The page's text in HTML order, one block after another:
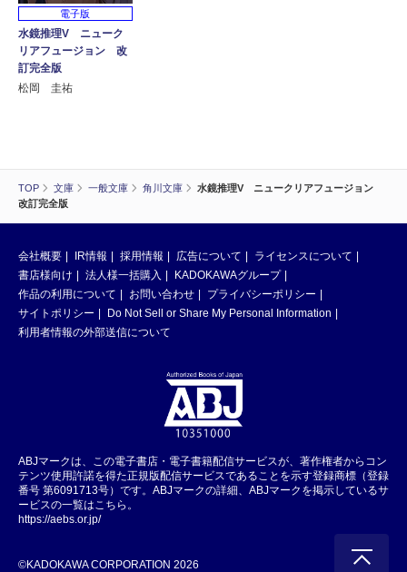
TOP 文庫 一般文庫 角川文庫
水鏡推理V ニュークリアフュージョン
改訂完全版
電子版
水鏡推理V ニューク
リアフュージョン 改
訂完全版
松岡 圭祐
会社概要 IR情報 採用情報 広告について
ライセンスについて
書店様向け
法人様一括購入
KADOKAWAグループ
作品の利用について
お問い合わせ
プライバシーポリシー
サイトポリシー
Do Not Sell or Share My Personal Information
利用者情報の外部送信について
ABJマークは、この電子書店・電子書籍配信サービスが、著作権者からコン
テンツ使用許諾を得た正規版配信サービスであることを示す登録商標（登録
番号 第6091713号）です。ABJマークの詳細、ABJマークを掲示しているサ
ービスの一覧はこちら。
https://aebs.or.jp/
©KADOKAWA CORPORATION 2026